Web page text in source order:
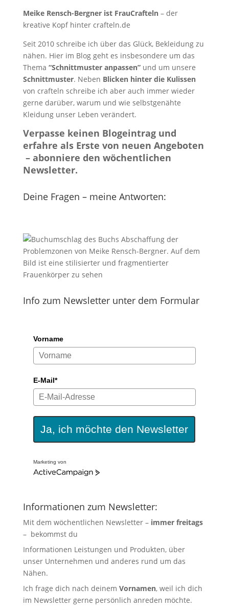
Meike Rensch-Bergner ist FrauCrafteln– der
kreative Kopf hinter crafteln.de
Seit 2010 schreibe ich über das Glück, Bekleidung zu
nähen. Hier im Blog geht es insbesondere um das
Thema “Schnittmuster anpassen”und um unsere
Schnittmuster. Neben Blicken hinter die Kulissen
von crafteln schreibe ich aber auch immer wieder
gerne darüber, warum und wie selbstgenähte
Kleidung unser Leben verändert.
Verpasse keinen Blogeintrag und
erfahre als Erste von neuen Angeboten
– abonniere den wöchentlichen
Newsletter.
Deine Fragen – meine Antworten:
Info zum Newsletter unter dem Formular
Vorname
E-Mail*
Ja, ich möchte den Newsletter
Marketing von
Informationen zum Newsletter:
Mit dem wöchentlichen Newsletter – immer freitags
– bekommst du
Informationen Leistungen und Produkten, über
unser Unternehmen und anderes rund um das
Nähen.
Ich frage dich nach deinem Vornamen, weil ich dich
im Newsletter gerne persönlich anreden möchte.